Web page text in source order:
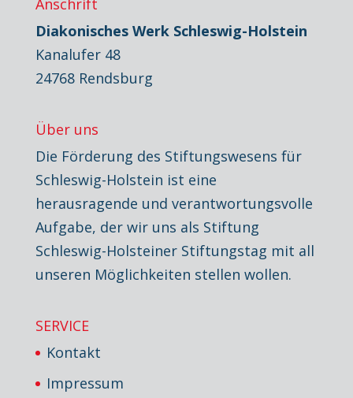
Anschrift
Diakonisches Werk Schleswig-Holstein
Kanalufer 48
24768 Rendsburg
Über uns
Die Förderung des Stiftungswesens für
Schleswig-Holstein ist eine
herausragende und verantwortungsvolle
Aufgabe, der wir uns als Stiftung
Schleswig-Holsteiner Stiftungstag mit all
unseren Möglichkeiten stellen wollen.
SERVICE
Kontakt
Impressum